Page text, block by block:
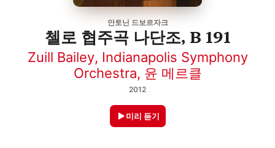
안토닌 드보르자크
첼로 협주곡 나단조, B 191
Zuill Bailey, Indianapolis Symphony
Orchestra, 윤 메르클
2012
미리 듣기